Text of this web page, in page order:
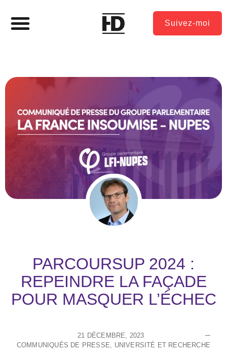
Suivez-moi
PARCOURSUP 2024 :
REPEINDRE LA FAÇADE
POUR MASQUER L’ÉCHEC
21 DÉCEMBRE, 2023
COMMUNIQUÉS DE PRESSE
UNIVERSITÉ ET RECHERCHE